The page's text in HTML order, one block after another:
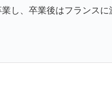
し、卒業後はフランス